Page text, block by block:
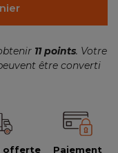
11 points. Votre
être converti
offerte
Paiement